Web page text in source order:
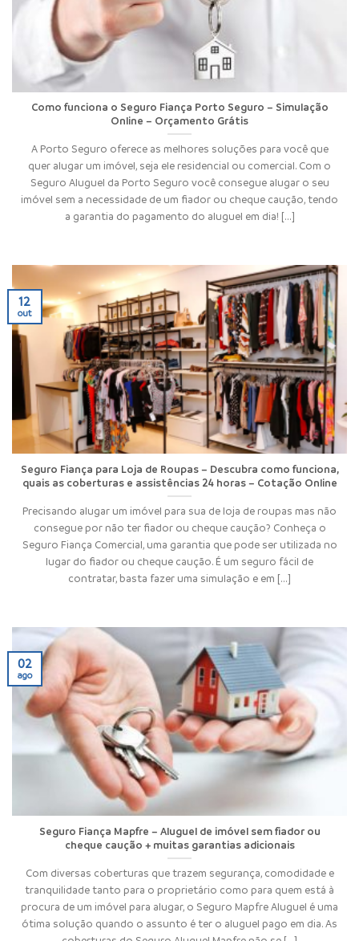
Como funciona o Seguro Fiança Porto Seguro – Simulação
Online – Orçamento Grátis
A Porto Seguro oferece as melhores soluções para você que
quer alugar um imóvel, seja ele residencial ou comercial. Com o
Seguro Aluguel da Porto Seguro você consegue alugar o seu
imóvel sem a necessidade de um fiador ou cheque caução, tendo
a garantia do pagamento do aluguel em dia! [...]
Seguro Fiança para Loja de Roupas – Descubra como funciona,
quais as coberturas e assistências 24 horas – Cotação Online
Precisando alugar um imóvel para sua de loja de roupas mas não
consegue por não ter fiador ou cheque caução? Conheça o
Seguro Fiança Comercial, uma garantia que pode ser utilizada no
lugar do fiador ou cheque caução. É um seguro fácil de
contratar, basta fazer uma simulação e em [...]
12
out
Seguro Fiança Mapfre – Aluguel de imóvel sem fiador ou
cheque caução + muitas garantias adicionais
Com diversas coberturas que trazem segurança, comodidade e
tranquilidade tanto para o proprietário como para quem está à
procura de um imóvel para alugar, o Seguro Mapfre Aluguel é uma
ótima solução quando o assunto é ter o aluguel pago em dia. As
02
ago